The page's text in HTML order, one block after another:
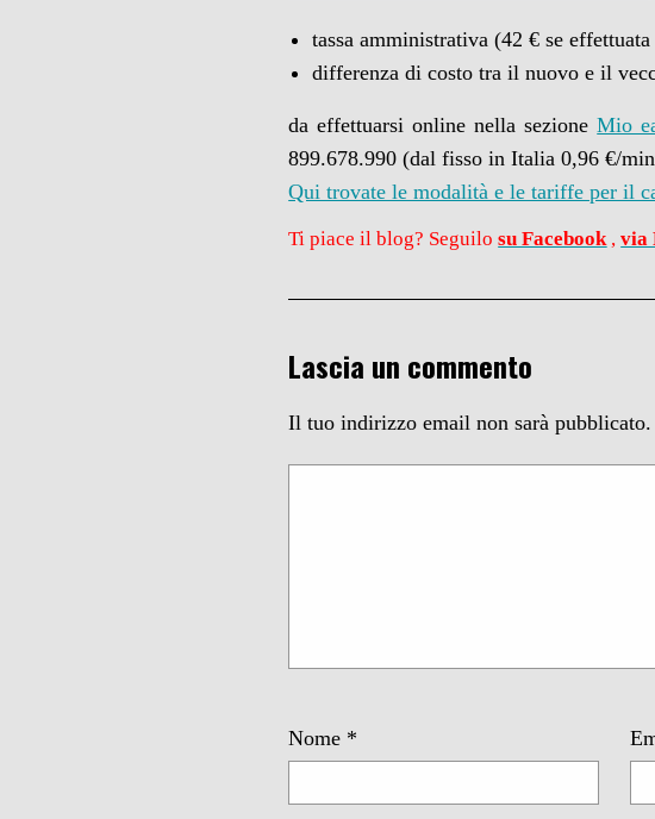
tassa amministrativa (42 € se
differenza di costo tra il nuovo e il
da effettuarsi online nella sezioneMio
899.678.990 (dal fisso in Italia 0,96 €/
Qui trovate le modalità e le tariffe per il
Ti piace il blog? Seguilosu Facebook ,via
Lascia un commento
Il tuo indirizzo email non sarà pubblicato.
Nome *